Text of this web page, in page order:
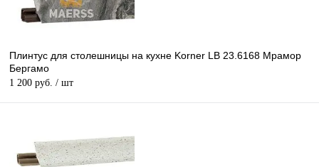
Плинтус для столешницы на кухне Korner LB 23.6168 Мрамор
Бергамо
1 200 руб. / шт